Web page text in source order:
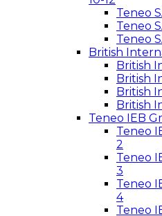
Teneo
Teneo
Teneo
British
British
British
British
British
Teneo IEB
Teneo
2
Teneo
3
Teneo
4
Teneo